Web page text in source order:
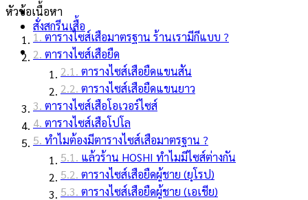
สั่งสกรีนเสื้อ
หัวข้อเนื้อหา
ตารางไซส์เสื้อมาตรฐาน ร้านเรามีกี่แบบ ?
ตารางไซส์เสื้อยืด
ตารางไซส์เสื้อยืดแขนสั้น
ตารางไซส์เสื้อยืดแขนยาว
ตารางไซส์เสื้อโอเวอร์ไซส์
ตารางไซส์เสื้อโปโล
ทำไมต้องมีตารางไซส์เสื้อมาตรฐาน ?
แล้วร้าน HOSHI ทำไมมีไซส์ต่างกัน
ตารางไซส์เสื้อยืดผู้ชาย (ยุโรป)
ตารางไซส์เสื้อยืดผู้ชาย (เอเชีย)